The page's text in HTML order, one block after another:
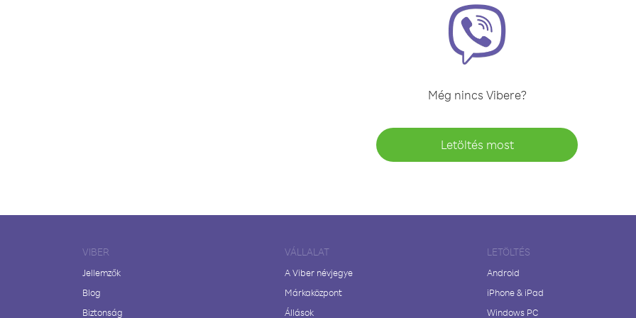
Még nincs Vibere?
Letöltés most
VIBER
Jellemzők
Blog
Biztonság
VÁLLALAT
A Viber névjegye
Márkaközpont
Állások
LETÖLTÉS
Android
iPhone & iPad
Windows PC